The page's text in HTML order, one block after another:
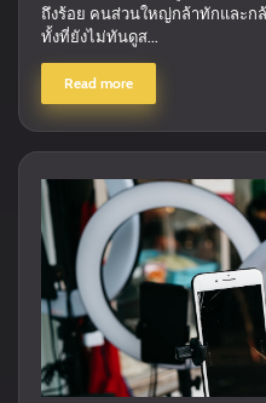
ถึงร้อย คนส่วนใหญ่กล้าทักและก
ทั้งที่ยังไม่ทันดูส...
Read more